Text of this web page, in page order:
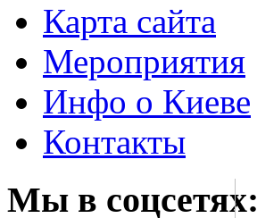
Карта сайта
Мероприятия
Инфо о Киеве
Контакты
Мы в соцсетях: